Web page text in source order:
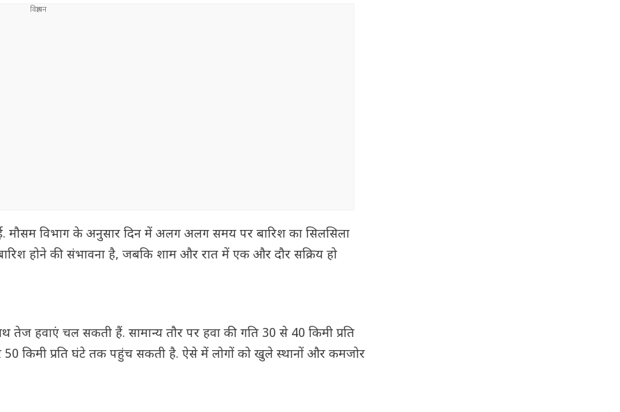
मौसम विभाग के अनुसार दिन में अलग अलग समय पर बारिश का सिलसिला
होने की संभावना है, जबकि शाम और रात में एक और दौर सक्रिय हो
हवाएं चल सकती हैं. सामान्य तौर पर हवा की गति 30 से 40 किमी प्रति
किमी प्रति घंटे तक पहुंच सकती है. ऐसे में लोगों को खुले स्थानों और कमजोर